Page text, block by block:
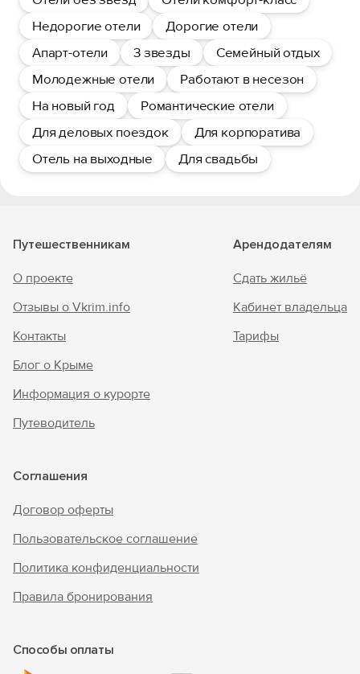
Недорогие отели
Дорогие отели
Апарт-отели
3 звезды
Семейный отдых
Молодежные отели
Работают в несезон
На новый год
Романтические отели
Для деловых поездок
Для корпоратива
Отель на выходные
Для свадьбы
Путешественникам
О проекте
Отзывы о Vkrim.info
Контакты
Блог о Крыме
Информация о курорте
Путеводитель
Арендодателям
Сдать жильё
Кабинет владельца
Тарифы
Соглашения
Договор оферты
Пользовательское соглашение
Политика конфиденциальности
Правила бронирования
Способы оплаты